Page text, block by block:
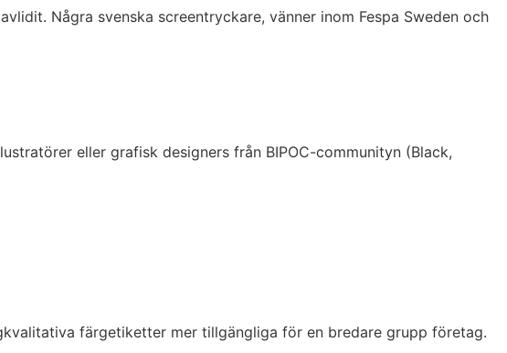
Några svenska screentryckare, vänner inom Fespa Sweden och
eller grafisk designers från BIPOC-communityn (Black,
färgetiketter mer tillgängliga för en bredare grupp företag.